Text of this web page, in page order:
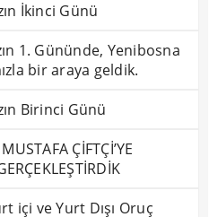
İkinci Günü
1. Gününde, Yenibosna
bir araya geldik.
Birinci Günü
ÇİFTÇİ’YE
içi ve Yurt Dışı Oruç